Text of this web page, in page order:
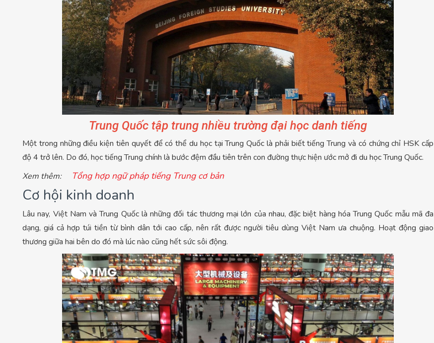
Trung Quốc tập trung nhiều trường đại học danh tiếng
Một trong những điều kiện tiên quyết để có thể du học tại Trung Quốc là phải biết tiếng Trung và có chứng chỉ HSK cấp
độ 4 trở lên. Do đó, học tiếng Trung chính là bước đệm đầu tiên trên con đường thực hiện ước mở đi du học Trung Quốc.
Xem thêm:
Tổng hợp ngữ pháp tiếng Trung cơ bản
Cơ hội kinh doanh
Lâu nay, Việt Nam và Trung Quốc là những đối tác thương mại lớn của nhau, đặc biệt hàng hóa Trung Quốc mẫu mã đa
dạng, giá cả hợp túi tiền từ bình dân tới cao cấp, nên rất được người tiêu dùng Việt Nam ưa chuộng. Hoạt động giao
thương giữa hai bên do đó mà lúc nào cũng hết sức sôi động.